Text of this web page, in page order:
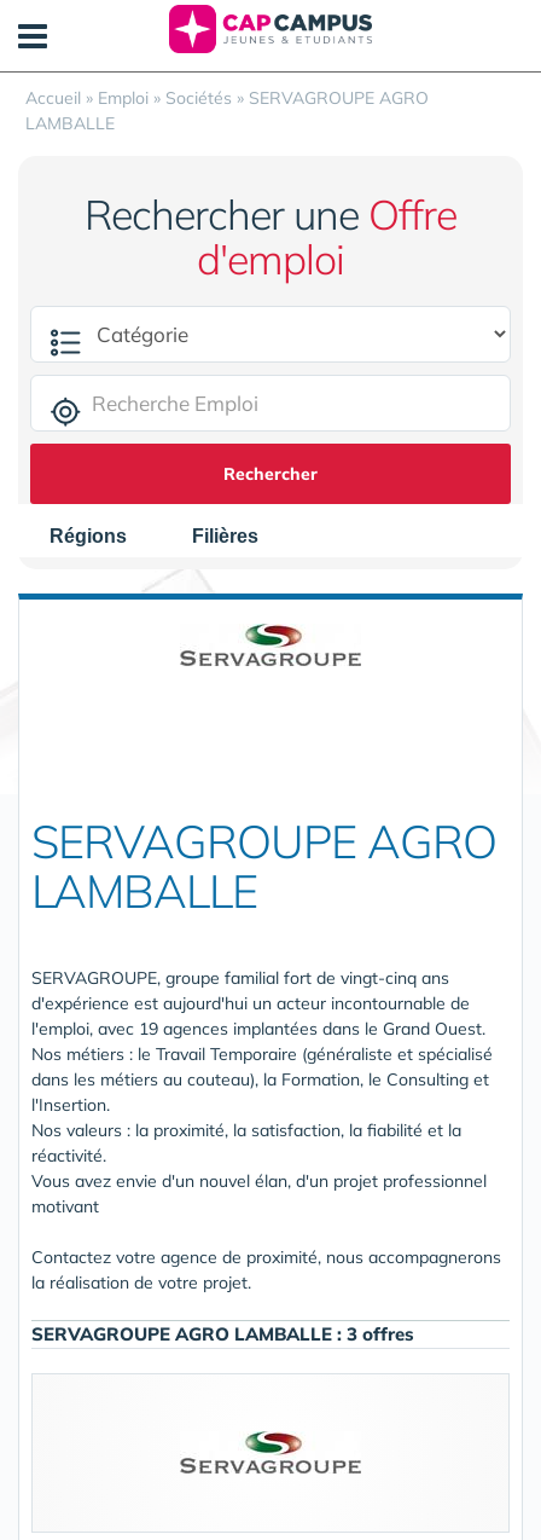
Accueil » Emploi » Sociétés » SERVAGROUPE AGRO
LAMBALLE
Rechercher une Offre
d'emploi
Rechercher
Régions Filières
SERVAGROUPE AGRO
LAMBALLE
SERVAGROUPE, groupe familial fort de vingt-cinq ans
d'expérience est aujourd'hui un acteur incontournable de
l'emploi, avec 19 agences implantées dans le Grand Ouest.
Nos métiers : le Travail Temporaire (généraliste et spécialisé
dans les métiers au couteau), la Formation, le Consulting et
l'Insertion.
Nos valeurs : la proximité, la satisfaction, la fiabilité et la
réactivité.
Vous avez envie d'un nouvel élan, d'un projet professionnel
motivant
Contactez votre agence de proximité, nous accompagnerons
la réalisation de votre projet.
SERVAGROUPE AGRO LAMBALLE : 3 offres
Panneau de gestion des cookies